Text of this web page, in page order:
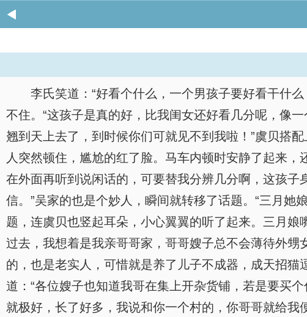
李氏笑道：“好看个什么，一个男孩子要好看干什
不住。“这孩子是真的好，比我闺女还好看几分呢，像
翘到天上去了，到时候你们可就见不到我啦！”虞贝搭
人突然顿住，尴尬的红了脸。马车内顿时安静了起来
在外面再听到说闲话的，可要替我分辨几分啊，这孩
信。”吴家的也是个妙人，瞬间就转移了话题。“三月
题，连虞贝也竖起耳朵，小心翼翼的听了起来。三月
过去，我想着是我亲哥哥家，哥哥嫂子总不会薄待外
的，也是老实人，可惜就是养了儿子不成器，成天招
道：“各位嫂子也知道我哥在集上开杂货铺，若是要买
就极好，长了好多，我说和你一个村的，你哥哥就给